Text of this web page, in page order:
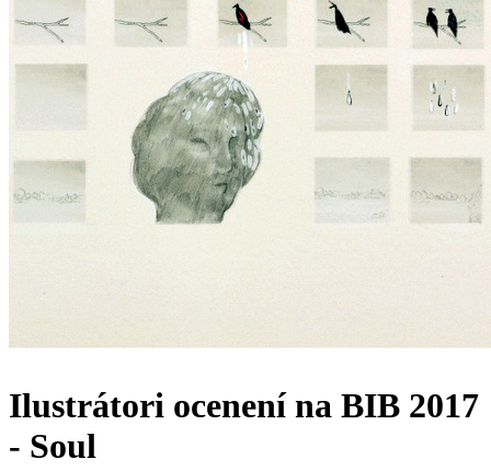
Ilustrátori ocenení na BIB 2017
- Soul